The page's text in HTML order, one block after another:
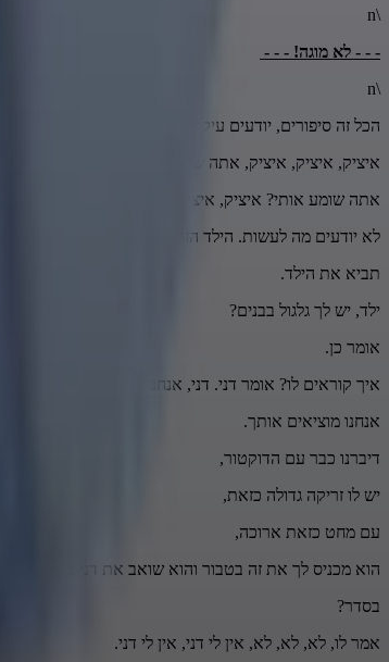
\n
- - - לא מוגה! - - -
\n
הכל זה סיפורים, יודעים עיקריים. איציק, אתה שם!
איציק, איציק, איציק, אתה שם?
אתה שומע אותי? איציק, איציק! יום אחד הגיע אליי אבא
לא יודעים מה לעשות. הילד הזה, אנחנו חושבים שיש בו
תביא את הילד.
ילד, יש לך גלגול בבנים?
אומר כן.
איך קוראים לו? אומר דני. דני, אנחנו החלטנו,
אנחנו מוציאים אותך.
דיברנו כבר עם הדוקטור,
יש לו זריקה גדולה כזאת,
עם מחט כזאת ארוכה,
הוא מכניס לך את זה בטבור והוא שואב את דני ככה
בסדר?
אמר לו, לא, לא, לא, אין לי דני, אין לי דני.